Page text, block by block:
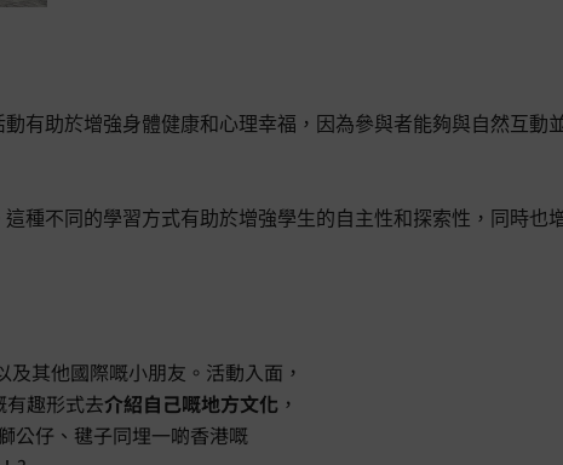
有助於增強身體健康和心理幸福，因為參與者能夠與自然互動
種不同的學習方式有助於增強學生的自主性和探索性，同時也
其他國際嘅小朋友。活動入面，
趣形式去介紹自己嘅地方文化 ，
公仔、毽子同埋一啲香港嘅